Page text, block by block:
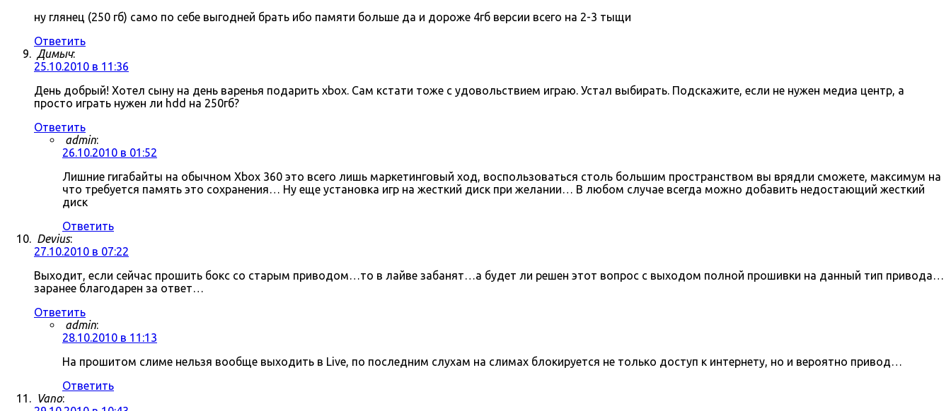
ну глянец (250 гб) само по себе выгодней брать ибо памяти больше да и дороже 4гб версии всего на 2-3 тыщи
Ответить
Димыч:
25.10.2010 в 11:36
День добрый! Хотел сыну на день варенья подарить xbox. Сам кстати тоже с удовольствием играю. Устал выбирать. Подскажите, если не нужен медиа центр, а
просто играть нужен ли hdd на 250гб?
Ответить
admin:
26.10.2010 в 01:52
Лишние гигабайты на обычном Xbox 360 это всего лишь маркетинговый ход, воспользоваться столь большим пространством вы врядли сможете, максимум на
что требуется память это сохранения… Ну еще установка игр на жесткий диск при желании… В любом случае всегда можно добавить недостающий жесткий
диск
Ответить
Devius:
27.10.2010 в 07:22
Выходит, если сейчас прошить бокс со старым приводом…то в лайве забанят…а будет ли решен этот вопрос с выходом полной прошивки на данный тип привода…
заранее благодарен за ответ…
Ответить
admin:
28.10.2010 в 11:13
На прошитом слиме нельзя вообще выходить в Live, по последним слухам на слимах блокируется не только доступ к интернету, но и вероятно привод…
Ответить
Vano: